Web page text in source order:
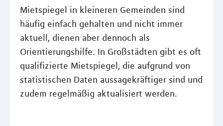
Mietspiegel in kleineren Gemeinden sind
häufig einfach gehalten und nicht immer
aktuell, dienen aber dennoch als
Orientierungshilfe. In Großstädten gibt es oft
qualifizierte Mietspiegel, die aufgrund von
statistischen Daten aussagekräftiger sind und
zudem regelmäßig aktualisiert werden.